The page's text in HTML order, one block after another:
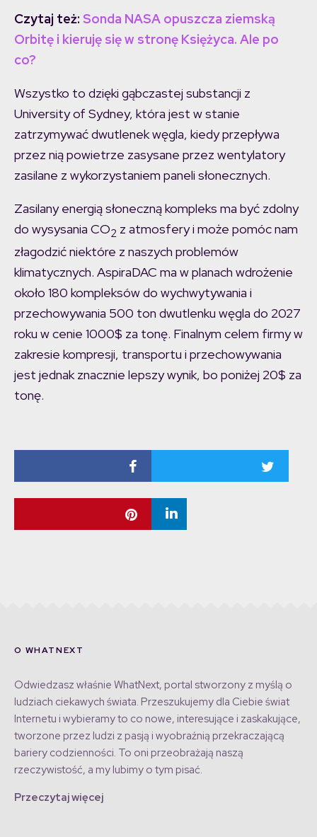
Czytaj też: Sonda NASA opuszcza ziemską
Orbitę i kieruję się w stronę Księżyca. Ale po
co?
Wszystko to dzięki gąbczastej substancji z
University of Sydney, która jest w stanie
zatrzymywać dwutlenek węgla, kiedy przepływa
przez nią powietrze zasysane przez wentylatory
zasilane z wykorzystaniem paneli słonecznych.
Zasilany energią słoneczną kompleks ma być zdolny
do wysysania CO2 z atmosfery i może pomóc nam
złagodzić niektóre z naszych problemów
klimatycznych. AspiraDAC ma w planach wdrożenie
około 180 kompleksów do wychwytywania i
przechowywania 500 ton dwutlenku węgla do 2027
roku w cenie 1000$ za tonę. Finalnym celem firmy w
zakresie kompresji, transportu i przechowywania
jest jednak znacznie lepszy wynik, bo poniżej 20$ za
tonę.
O WHATNEXT
Odwiedzasz właśnie WhatNext, portal stworzony z myślą o
ludziach ciekawych świata. Przeszukujemy dla Ciebie świat
Internetu i wybieramy to co nowe, interesujące i zaskakujące,
tworzone przez ludzi z pasją i wyobraźnią przekraczającą
bariery codzienności. To oni przeobrażają naszą
rzeczywistość, a my lubimy o tym pisać.
Przeczytaj więcej